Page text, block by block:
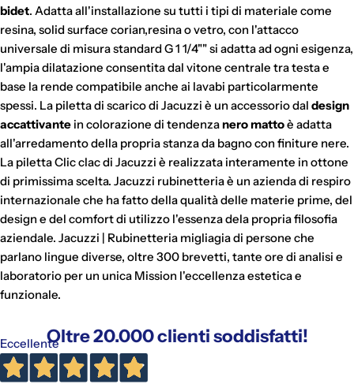
bidet. Adatta all'installazione su tutti i tipi di materiale come
resina, solid surface corian,resina o vetro, con l'attacco
universale di misura standard G 1 1/4"" si adatta ad ogni esigenza,
l'ampia dilatazione consentita dal vitone centrale tra testa e
base la rende compatibile anche ai lavabi particolarmente
spessi. La piletta di scarico di Jacuzzi è un accessorio dal design
accattivante in colorazione di tendenzanero mattoè adatta
all'arredamento della propria stanza da bagno con finiture nere.
La piletta Clic clac di Jacuzzi è realizzata interamente in ottone
di primissima scelta. Jacuzzi rubinetteria è un azienda di respiro
internazionale che ha fatto della qualità delle materie prime, del
design e del comfort di utilizzo l'essenza dela propria filosofia
aziendale. Jacuzzi | Rubinetteria migliagia di persone che
parlano lingue diverse, oltre 300 brevetti, tante ore di analisi e
laboratorio per un unica Mission l'eccellenza estetica e
funzionale.
Oltre 20.000 clienti soddisfatti!
Eccellente